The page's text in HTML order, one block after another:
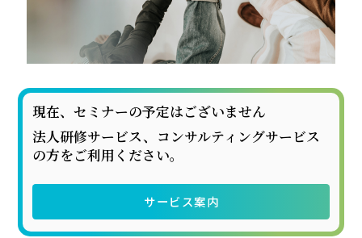
現在、セミナーの予定はございません
法人研修サービス、コンサルティングサービス
の方をご利用ください。
サービス案内